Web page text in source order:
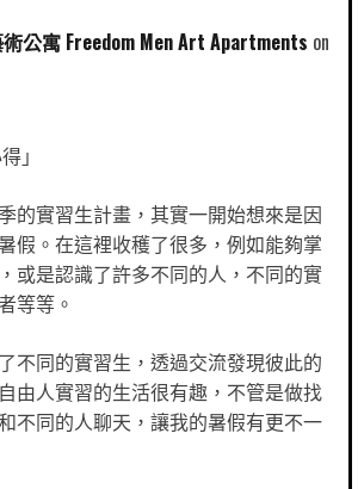
公寓 Freedom Men Art Apartments
」
的實習生計畫，其實一開始想來是因
假。在這裡收穫了很多，例如能夠掌
或是認識了許多不同的人，不同的實
等等。
不同的實習生，透過交流發現彼此的
由人實習的生活很有趣，不管是做找
不同的人聊天，讓我的暑假有更不一